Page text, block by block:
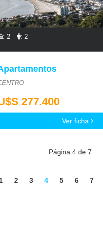
: 2 : 2
277.400
Ver ficha
Página 4 de 7
1 2 3 4 5 6 7